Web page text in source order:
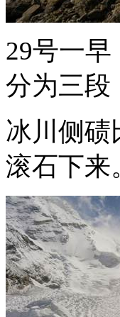
29号一
分为三段
冰川侧碛
滚石下来